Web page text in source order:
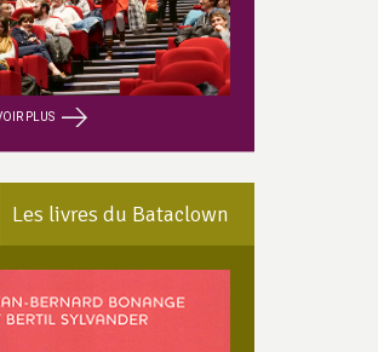
PLUS
Les livres du Bataclown